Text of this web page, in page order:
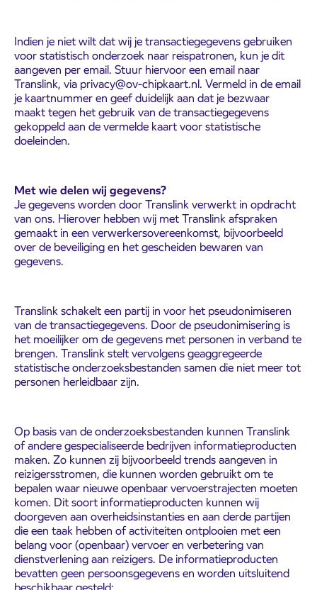
Indien je niet wilt dat wij je transactiegegevens gebruiken
voor statistisch onderzoek naar reispatronen, kun je dit
aangeven per email. Stuur hiervoor een email naar
Translink, via privacy@ov-chipkaart.nl. Vermeld in de email
je kaartnummer en geef duidelijk aan dat je bezwaar
maakt tegen het gebruik van de transactiegegevens
gekoppeld aan de vermelde kaart voor statistische
doeleinden.
Met wie delen wij gegevens?
Je gegevens worden door Translink verwerkt in opdracht
van ons. Hierover hebben wij met Translink afspraken
gemaakt in een verwerkersovereenkomst, bijvoorbeeld
over de beveiliging en het gescheiden bewaren van
gegevens.
Translink schakelt een partij in voor het pseudonimiseren
van de transactiegegevens. Door de pseudonimisering is
het moeilijker om de gegevens met personen in verband te
brengen. Translink stelt vervolgens geaggregeerde
statistische onderzoeksbestanden samen die niet meer tot
personen herleidbaar zijn.
Op basis van de onderzoeksbestanden kunnen Translink
of andere gespecialiseerde bedrijven informatieproducten
maken. Zo kunnen zij bijvoorbeeld trends aangeven in
reizigersstromen, die kunnen worden gebruikt om te
bepalen waar nieuwe openbaar vervoerstrajecten moeten
komen. Dit soort informatieproducten kunnen wij
doorgeven aan overheidsinstanties en aan derde partijen
die een taak hebben of activiteiten ontplooien met een
belang voor (openbaar) vervoer en verbetering van
dienstverlening aan reizigers. De informatieproducten
bevatten geen persoonsgegevens en worden uitsluitend